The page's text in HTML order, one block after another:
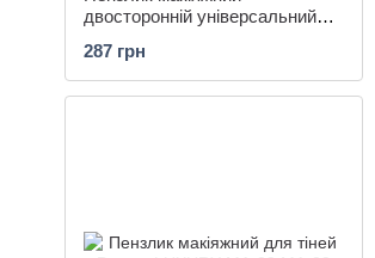
двосторонній універсальний
287 грн